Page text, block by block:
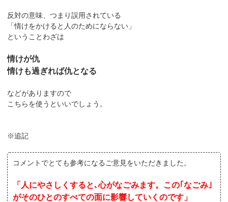
反対の意味、つまり誤用されている
「情けをかけると人のためにならない」
ということわざは
情けが仇
情けも過ぎれば仇となる
などがありますので
こちらを使うといいでしょう。
※追記
コメントでとても参考になるご意見をいただきました。
「人にやさしくすると､心がなごみます。この｢なごみ｣
がそのひとのすべての面に影響していくのです」